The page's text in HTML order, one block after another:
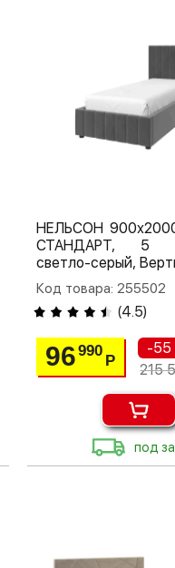
НЕЛЬСОН
СТАНДАРТ, 5
светло-серый,
Код товара: 255502
(4.5)
96990
Р
-55
215
под